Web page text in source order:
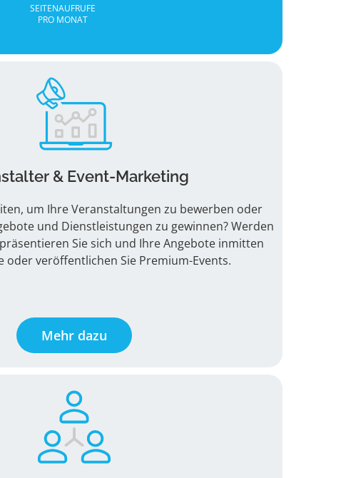
SEITENAUFRUFE
PRO MONAT
& Event-Marketing
um Ihre Veranstaltungen zu bewerben oder
und Dienstleistungen zu gewinnen? Werden
Sie sich und Ihre Angebote inmitten
oder veröffentlichen Sie Premium-Events.
Mehr dazu